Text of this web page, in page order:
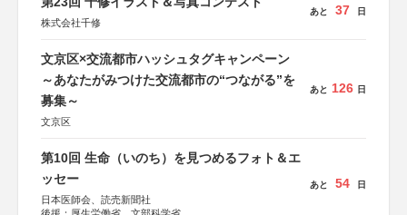
株式会社千修
あと 37 日
文京区×交流都市ハッシュタグキャンペーン
～あなたがみつけた交流都市の“つながる”を
募集～
文京区
あと 126 日
第10回 生命（いのち）を見つめるフォト＆エ
ッセー
日本医師会、読売新聞社
あと 54 日